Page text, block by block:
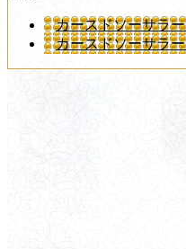
カースドソーサラ
カースドソーサラ